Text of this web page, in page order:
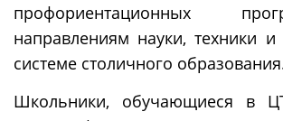
профориентационных
направлениям науки, техники и
системе столичного
Школьники, обучающиеся в